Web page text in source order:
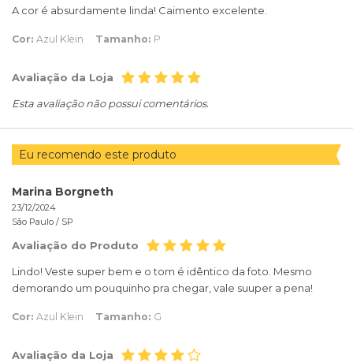
A cor é absurdamente linda! Caimento excelente.
Cor: Azul Klein Tamanho: P
Avaliação da Loja
Esta avaliação não possui comentários.
Eu recomendo este produto
Marina Borgneth
23/12/2024
São Paulo / SP
Avaliação do Produto
Lindo! Veste super bem e o tom é idêntico da foto. Mesmo
demorando um pouquinho pra chegar, vale suuper a pena!
Cor: Azul Klein Tamanho: G
Avaliação da Loja